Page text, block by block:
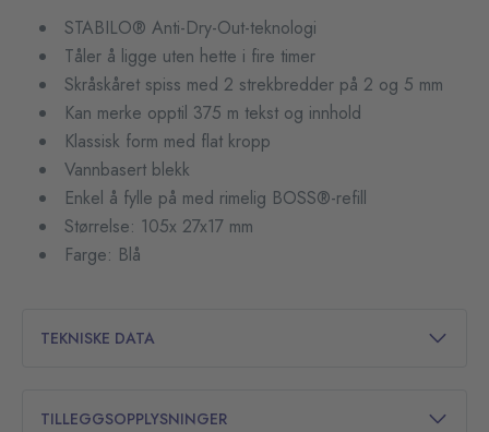
STABILO® Anti-Dry-Out-teknologi
Tåler å ligge uten hette i fire timer
Skråskåret spiss med 2 strekbredder på 2 og 5 mm
Kan merke opptil 375 m tekst og innhold
Klassisk form med flat kropp
Vannbasert blekk
Enkel å fylle på med rimelig BOSS®-refill
Størrelse: 105x 27x17 mm
Farge: Blå
TEKNISKE DATA
TILLEGGSOPPLYSNINGER